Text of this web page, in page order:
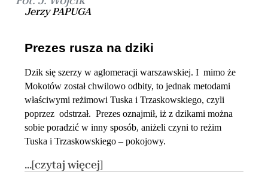
Jerzy PAPUGA
Prezes rusza na dziki
Dzik się szerzy w aglomeracji warszawskiej. I mimo że
Mokotów został chwilowo odbity, to jednak metodami
właściwymi reżimowi Tuska i Trzaskowskiego, czyli
poprzez odstrzał. Prezes oznajmił, iż z dzikami można
sobie poradzić w inny sposób, aniżeli czyni to reżim
Tuska i Trzaskowskiego – pokojowy.
...[czytaj więcej]